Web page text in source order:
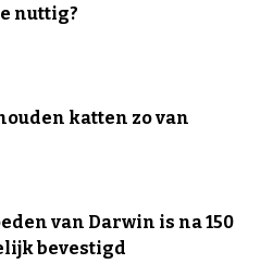
nuttig?
katten zo van
van Darwin is na 150
bevestigd